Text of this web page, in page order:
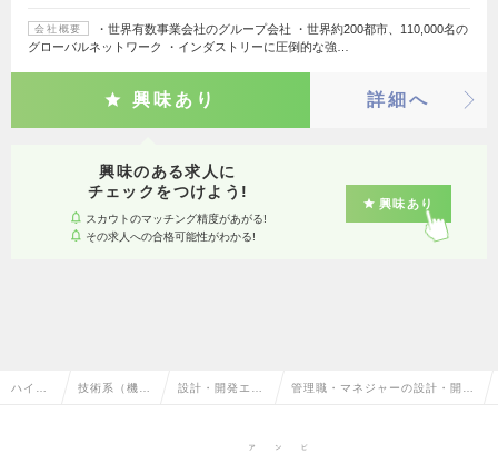
会社概要
・世界有数事業会社のグループ会社 ・世界約200都市、110,000名の
グローバルネットワーク ・インダストリーに圧倒的な強…
興味あり 詳細へ
興味のある求人に
チェックをつけよう!
スカウトのマッチング精度があがる!
その求人への合格可能性がわかる!
興味あり
ハイク 技術系（機 設計・開発エン 管理職・マネジャーの設計・開発